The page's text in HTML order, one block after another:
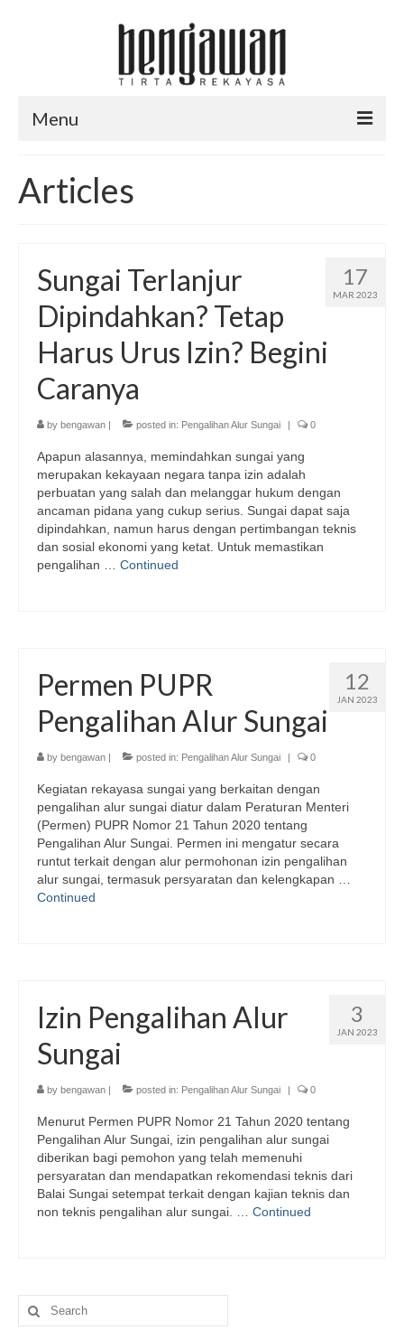
Menu
About Us
Resources
Training Course & Internship
Articles
Download
FAQ
Contact Us
Articles
17
MAR 2023
Sungai Terlanjur
Dipindahkan? Tetap
Harus Urus Izin? Begini
Caranya
by bengawan | posted in: Pengalihan Alur Sungai | 0
Apapun alasannya, memindahkan sungai yang
merupakan kekayaan negara tanpa izin adalah
perbuatan yang salah dan melanggar hukum dengan
ancaman pidana yang cukup serius. Sungai dapat saja
dipindahkan, namun harus dengan pertimbangan teknis
dan sosial ekonomi yang ketat. Untuk memastikan
pengalihan … Continued
12
JAN 2023
Permen PUPR
Pengalihan Alur Sungai
by bengawan | posted in: Pengalihan Alur Sungai | 0
Kegiatan rekayasa sungai yang berkaitan dengan
pengalihan alur sungai diatur dalam Peraturan Menteri
(Permen) PUPR Nomor 21 Tahun 2020 tentang
Pengalihan Alur Sungai. Permen ini mengatur secara
runtut terkait dengan alur permohonan izin pengalihan
alur sungai, termasuk persyaratan dan kelengkapan …
Continued
3
JAN 2023
Izin Pengalihan Alur
Sungai
by bengawan | posted in: Pengalihan Alur Sungai | 0
Menurut Permen PUPR Nomor 21 Tahun 2020 tentang
Pengalihan Alur Sungai, izin pengalihan alur sungai
diberikan bagi pemohon yang telah memenuhi
persyaratan dan mendapatkan rekomendasi teknis dari
Balai Sungai setempat terkait dengan kajian teknis dan
non teknis pengalihan alur sungai. … Continued
Search
for: